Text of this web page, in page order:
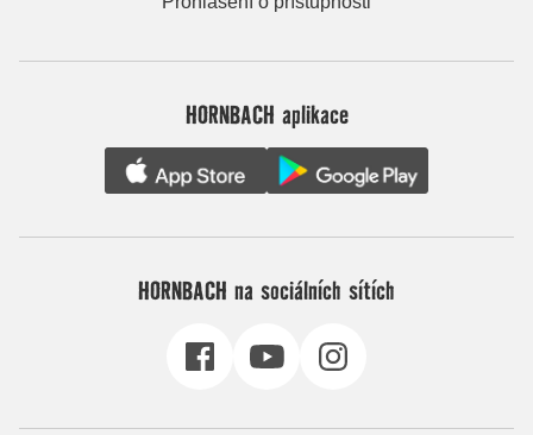
HORNBACH aplikace
HORNBACH na sociálních sítích